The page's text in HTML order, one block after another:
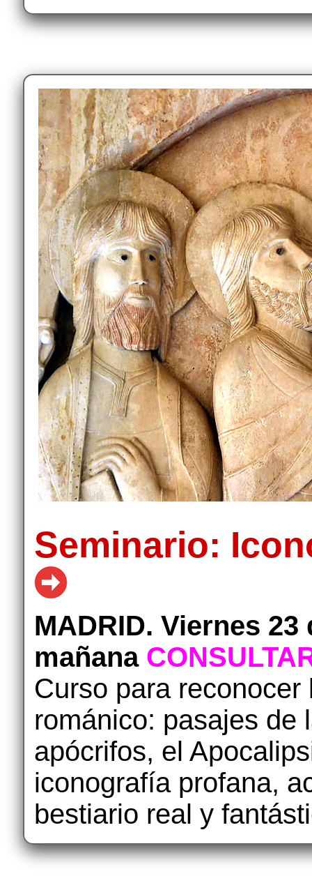
Seminario:
MADRID. Viernes
mañana
Curso para
románico: pasajes de
apócrifos, el
iconografía profana,
bestiario real y